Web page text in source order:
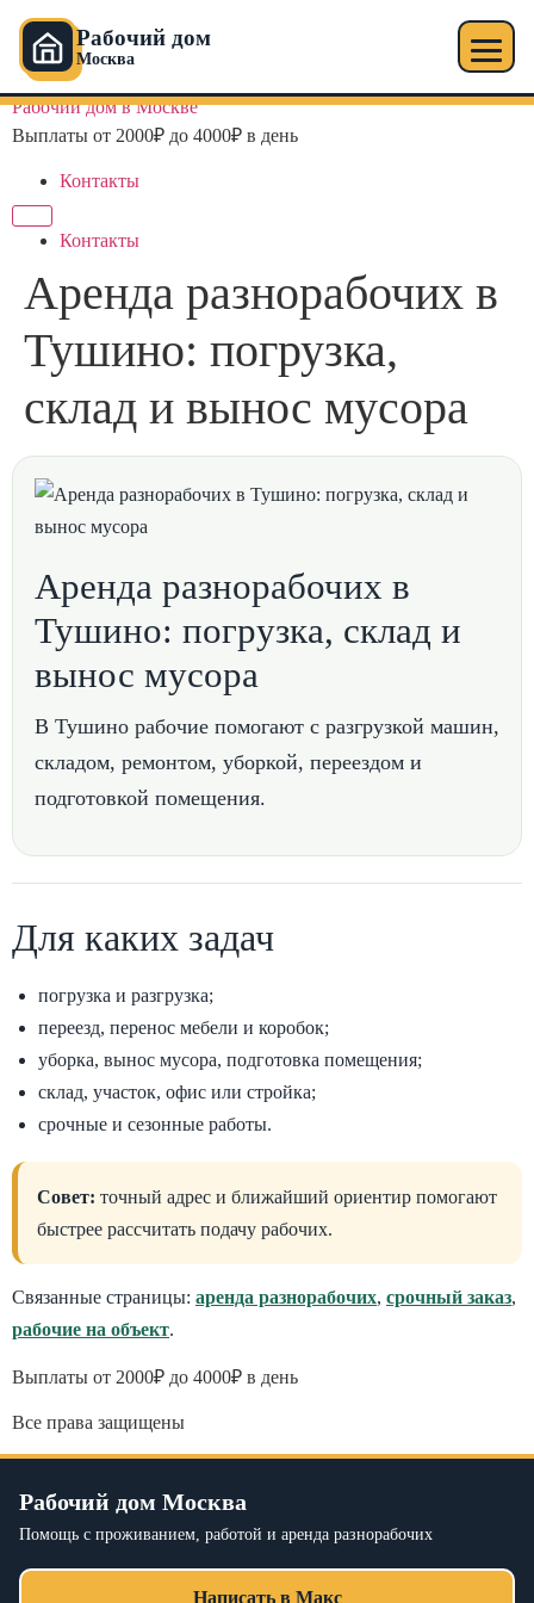
Рабочий дом
Москва
Перейти
Рабочий дом в Москве
Выплаты от 2000₽ до 4000₽ в день
Контакты
Контакты
Аренда разнорабочих в
Тушино: погрузка,
склад и вынос мусора
Аренда разнорабочих в
Тушино: погрузка, склад и
вынос мусора
В Тушино рабочие помогают с разгрузкой машин,
складом, ремонтом, уборкой, переездом и
подготовкой помещения.
Для каких задач
погрузка и разгрузка;
переезд, перенос мебели и коробок;
уборка, вынос мусора, подготовка помещения;
склад, участок, офис или стройка;
срочные и сезонные работы.
Совет: точный адрес и ближайший ориентир помогают
быстрее рассчитать подачу рабочих.
Связанные страницы: аренда разнорабочих, срочный заказ,
рабочие на объект.
Выплаты от 2000₽ до 4000₽ в день
Все права защищены
Рабочий дом Москва
Помощь с проживанием, работой и аренда разнорабочих
Написать в Макс